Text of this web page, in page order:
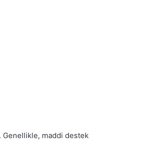
Genellikle, maddi destek